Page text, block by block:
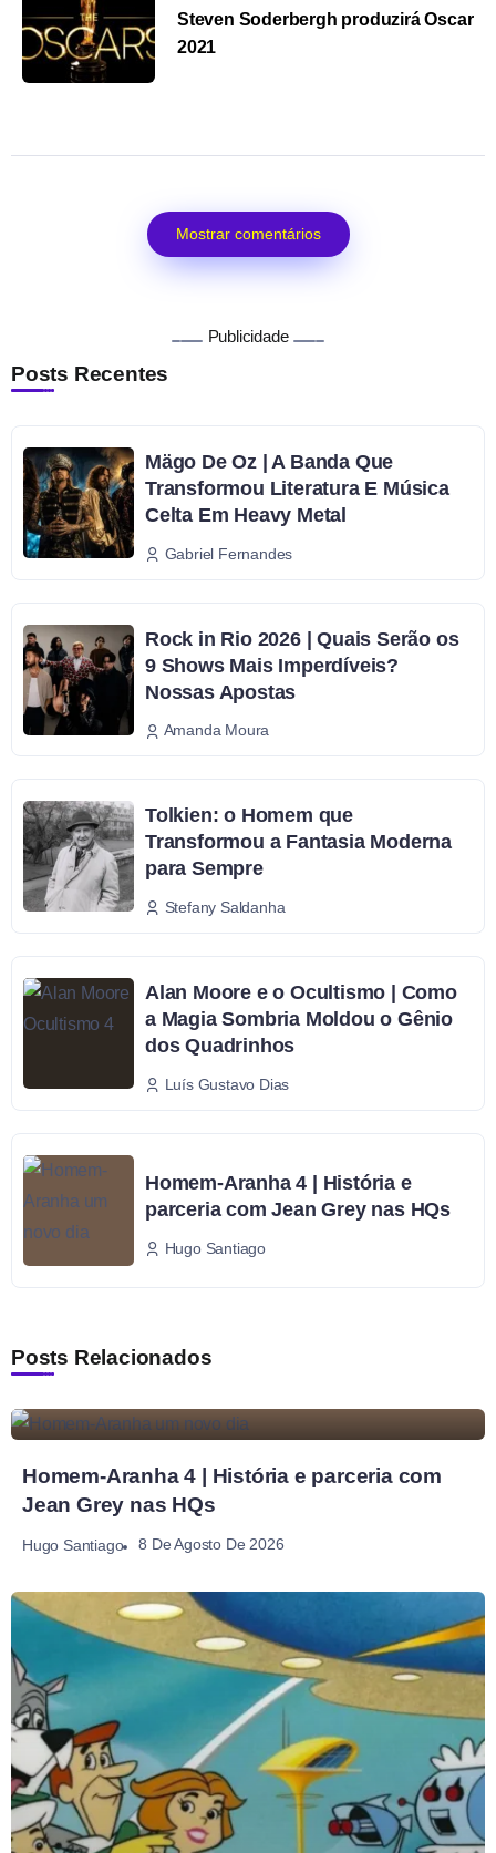
Steven Soderbergh produzirá Oscar
2021
Mostrar comentários
Publicidade
Posts Recentes
Mägo De Oz | A Banda Que
Transformou Literatura E Música
Celta Em Heavy Metal
Gabriel Fernandes
Rock in Rio 2026 | Quais Serão os
9 Shows Mais Imperdíveis?
Nossas Apostas
Amanda Moura
Tolkien: o Homem que
Transformou a Fantasia Moderna
para Sempre
Stefany Saldanha
Alan Moore e o Ocultismo | Como
a Magia Sombria Moldou o Gênio
dos Quadrinhos
Luís Gustavo Dias
Homem-Aranha 4 | História e
parceria com Jean Grey nas HQs
Hugo Santiago
Posts Relacionados
Homem-Aranha 4 | História e parceria com
Jean Grey nas HQs
Hugo Santiago 8 De Agosto De 2026